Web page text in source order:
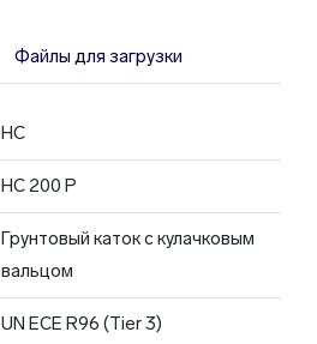
Файлы для загрузки
HC
HC 200 P
Грунтовый каток с кулачковым
вальцом
UN ECE R96 (Tier 3)